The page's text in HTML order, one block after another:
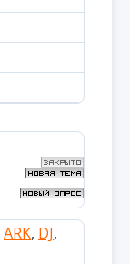
ARK, DJ,